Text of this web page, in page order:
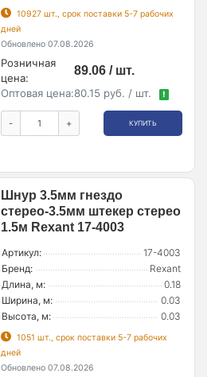
10927 шт., срок поставки 5-7 рабочих
дней
Обновлено 07.08.2026
Розничная
цена:
89.06 / шт.
Оптовая цена:80.15 руб. / шт. !
- + КУПИТЬ
Шнур 3.5мм гнездо
стерео-3.5мм штекер стерео
1.5м Rexant 17-4003
Артикул:
17-4003
Бренд:
Rexant
Длина, м:
0.18
Ширина, м:
0.03
Высота, м:
0.03
1051 шт., срок поставки 5-7 рабочих
дней
Обновлено 07.08.2026